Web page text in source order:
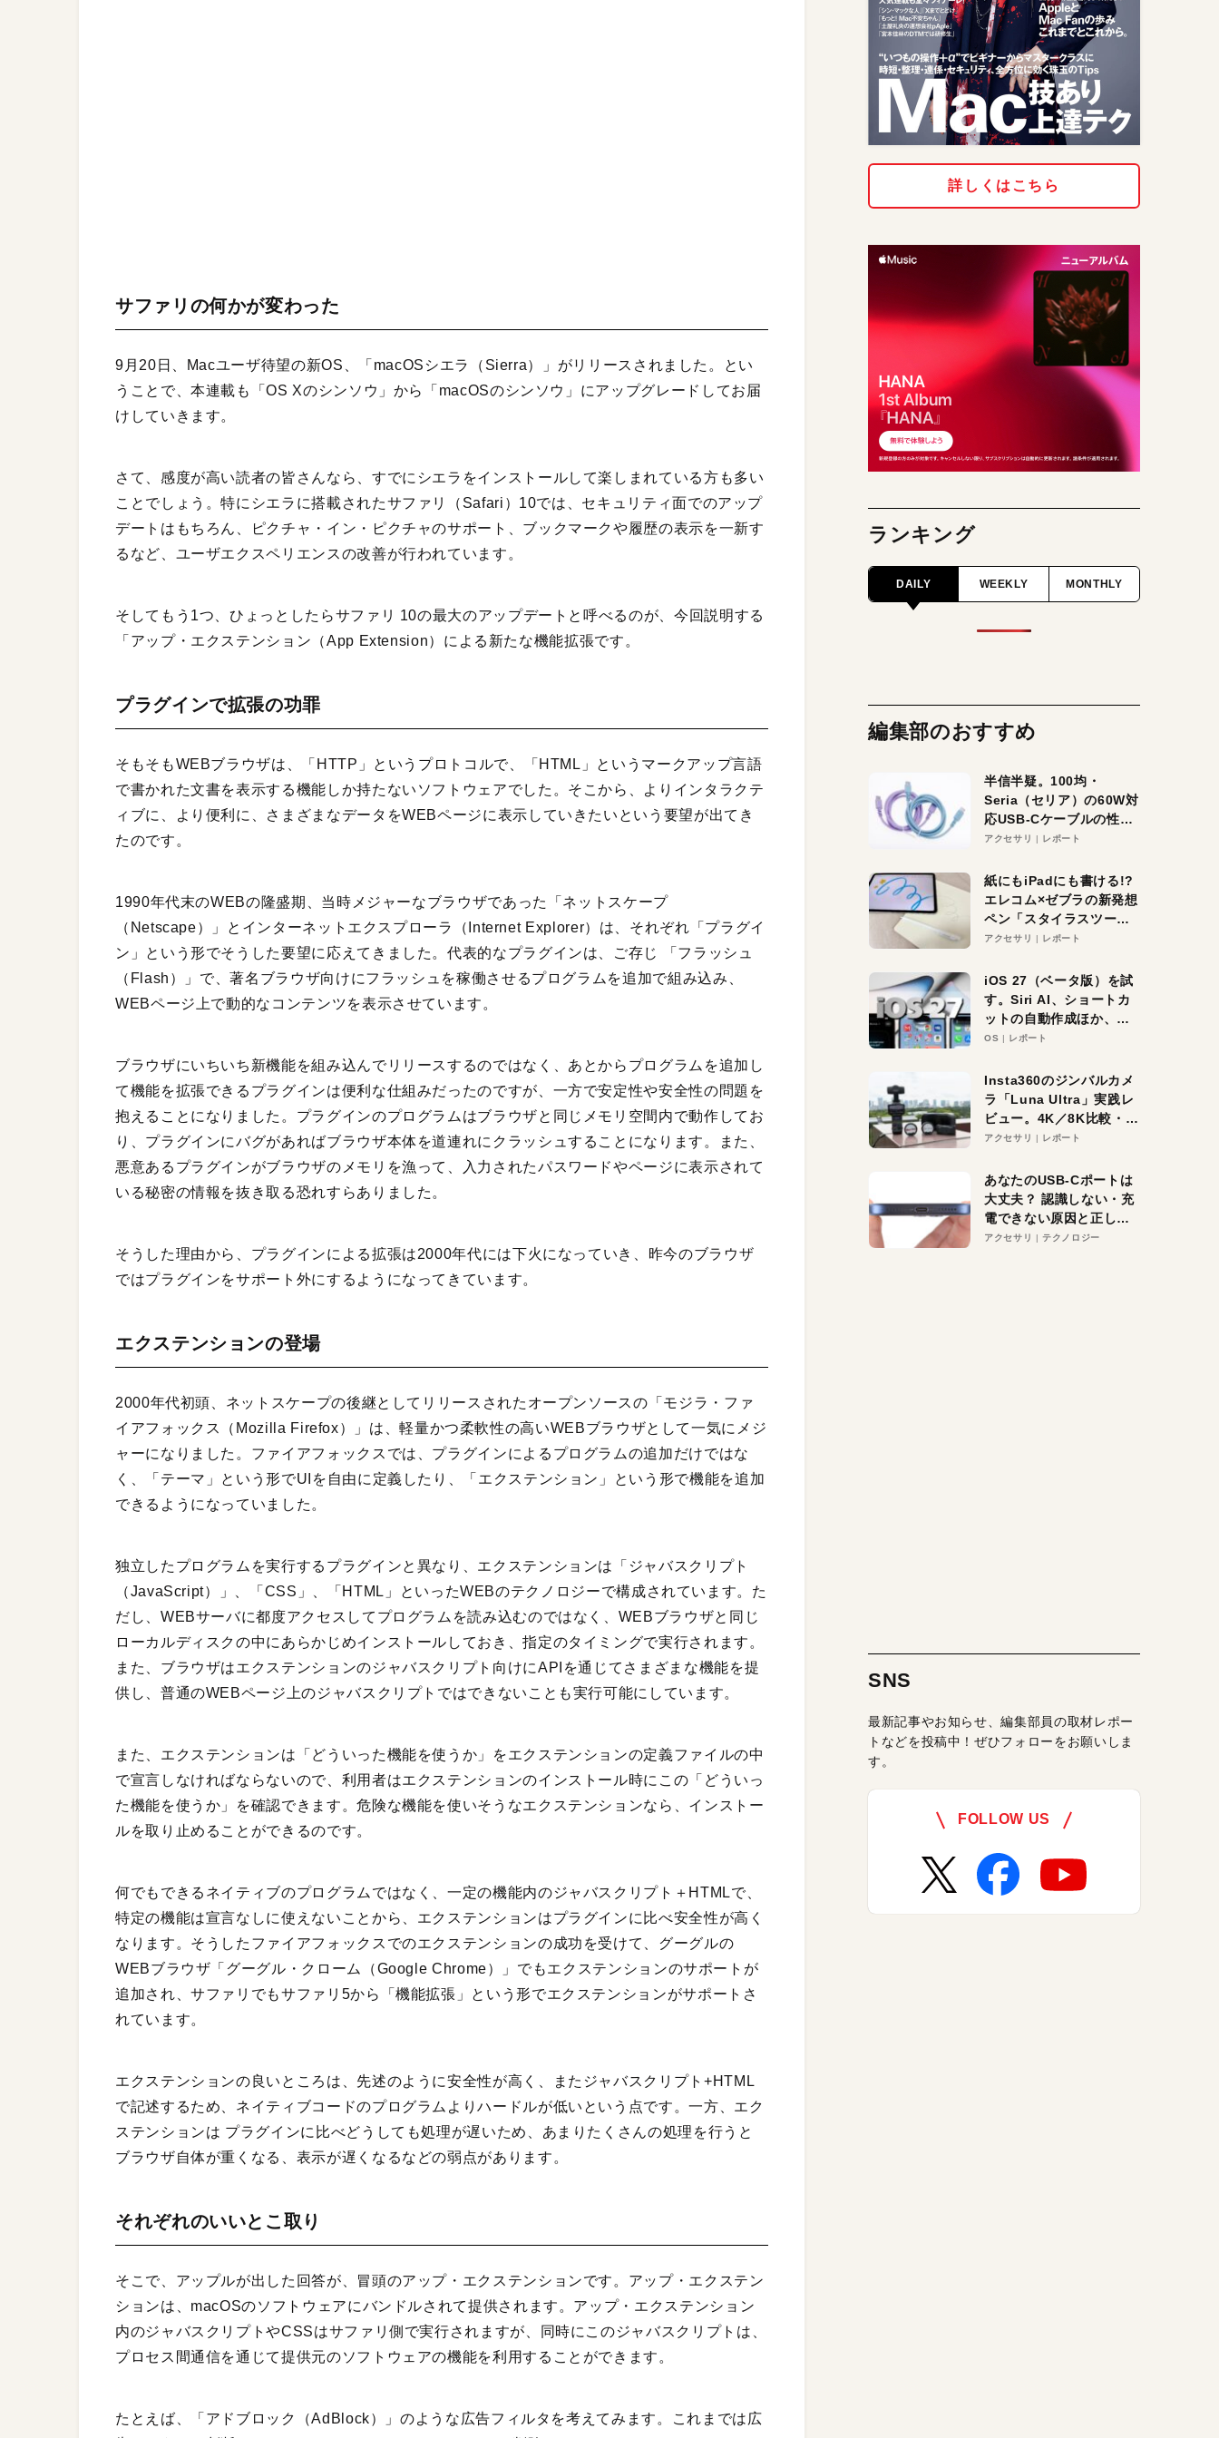
サファリの何かが変わった
9月20日、Macユーザ待望の新OS、「macOSシエラ（Sierra）」がリリースされました。とい
うことで、本連載も「OS Xのシンソウ」から「macOSのシンソウ」にアップグレードしてお届
けしていきます。
さて、感度が高い読者の皆さんなら、すでにシエラをインストールして楽しまれている方も多い
ことでしょう。特にシエラに搭載されたサファリ（Safari）10では、セキュリティ面でのアップ
デートはもちろん、ピクチャ・イン・ピクチャのサポート、ブックマークや履歴の表示を一新す
るなど、ユーザエクスペリエンスの改善が行われています。
そしてもう1つ、ひょっとしたらサファリ 10の最大のアップデートと呼べるのが、今回説明する
「アップ・エクステンション（App Extension）による新たな機能拡張です。
プラグインで拡張の功罪
そもそもWEBブラウザは、「HTTP」というプロトコルで、「HTML」というマークアップ言語
で書かれた文書を表示する機能しか持たないソフトウェアでした。そこから、よりインタラクテ
ィブに、より便利に、さまざまなデータをWEBページに表示していきたいという要望が出てき
たのです。
1990年代末のWEBの隆盛期、当時メジャーなブラウザであった「ネットスケープ
（Netscape）」とインターネットエクスプローラ（Internet Explorer）は、それぞれ「プラグイ
ン」という形でそうした要望に応えてきました。代表的なプラグインは、ご存じ 「フラッシュ
（Flash）」で、著名ブラウザ向けにフラッシュを稼働させるプログラムを追加で組み込み、
WEBページ上で動的なコンテンツを表示させています。
ブラウザにいちいち新機能を組み込んでリリースするのではなく、あとからプログラムを追加し
て機能を拡張できるプラグインは便利な仕組みだったのですが、一方で安定性や安全性の問題を
抱えることになりました。プラグインのプログラムはブラウザと同じメモリ空間内で動作してお
り、プラグインにバグがあればブラウザ本体を道連れにクラッシュすることになります。また、
悪意あるプラグインがブラウザのメモリを漁って、入力されたパスワードやページに表示されて
いる秘密の情報を抜き取る恐れすらありました。
そうした理由から、プラグインによる拡張は2000年代には下火になっていき、昨今のブラウザ
ではプラグインをサポート外にするようになってきています。
エクステンションの登場
2000年代初頭、ネットスケープの後継としてリリースされたオープンソースの「モジラ・ファ
イアフォックス（Mozilla Firefox）」は、軽量かつ柔軟性の高いWEBブラウザとして一気にメジ
ャーになりました。ファイアフォックスでは、プラグインによるプログラムの追加だけではな
く、「テーマ」という形でUIを自由に定義したり、「エクステンション」という形で機能を追加
できるようになっていました。
独立したプログラムを実行するプラグインと異なり、エクステンションは「ジャバスクリプト
（JavaScript）」、「CSS」、「HTML」といったWEBのテクノロジーで構成されています。た
だし、WEBサーバに都度アクセスしてプログラムを読み込むのではなく、WEBブラウザと同じ
ローカルディスクの中にあらかじめインストールしておき、指定のタイミングで実行されます。
また、ブラウザはエクステンションのジャバスクリプト向けにAPIを通じてさまざまな機能を提
供し、普通のWEBページ上のジャバスクリプトではできないことも実行可能にしています。
また、エクステンションは「どういった機能を使うか」をエクステンションの定義ファイルの中
で宣言しなければならないので、利用者はエクステンションのインストール時にこの「どういっ
た機能を使うか」を確認できます。危険な機能を使いそうなエクステンションなら、インストー
ルを取り止めることができるのです。
何でもできるネイティブのプログラムではなく、一定の機能内のジャバスクリプト＋HTMLで、
特定の機能は宣言なしに使えないことから、エクステンションはプラグインに比べ安全性が高く
なります。そうしたファイアフォックスでのエクステンションの成功を受けて、グーグルの
WEBブラウザ「グーグル・クローム（Google Chrome）」でもエクステンションのサポートが
追加され、サファリでもサファリ5から「機能拡張」という形でエクステンションがサポートさ
れています。
エクステンションの良いところは、先述のように安全性が高く、またジャバスクリプト+HTML
で記述するため、ネイティブコードのプログラムよりハードルが低いという点です。一方、エク
ステンションは プラグインに比べどうしても処理が遅いため、あまりたくさんの処理を行うと
ブラウザ自体が重くなる、表示が遅くなるなどの弱点があります。
それぞれのいいとこ取り
そこで、アップルが出した回答が、冒頭のアップ・エクステンションです。アップ・エクステン
ションは、macOSのソフトウェアにバンドルされて提供されます。アップ・エクステンション
内のジャバスクリプトやCSSはサファリ側で実行されますが、同時にこのジャバスクリプトは、
プロセス間通信を通じて提供元のソフトウェアの機能を利用することができます。
たとえば、「アドブロック（AdBlock）」のような広告フィルタを考えてみます。これまでは広
詳しくはこちら
ランキング
DAILY WEEKLY MONTHLY
編集部のおすすめ
半信半疑。100均・
Seria（セリア）の60W対
応USB-Cケーブルの性能
を検証。超コスパの1本を
アクセサリ レポート
紙にもiPadにも書ける!?
エレコム×ゼブラの新発想
ペン「スタイラスツーウ
ェイ」レビュー。持ち替
アクセサリ レポート
iOS 27（ベータ版）を試
す。Siri AI、ショートカ
ットの自動作成ほか、期
待大の便利機能5選。
る未来はすぐそこ！
OS レポート
Insta360のジンバルカメ
ラ「Luna Ultra」実践レ
ビュー。4K／8K比較・ズ
ーム・夜間撮影をチェッ
アクセサリ レポート
あなたのUSB-Cポートは
大丈夫？ 認識しない・充
電できない原因と正しい
対策
アクセサリ テクノロジー
SNS
最新記事やお知らせ、編集部員の取材レポー
トなどを投稿中！ぜひフォローをお願いしま
す。
FOLLOW US